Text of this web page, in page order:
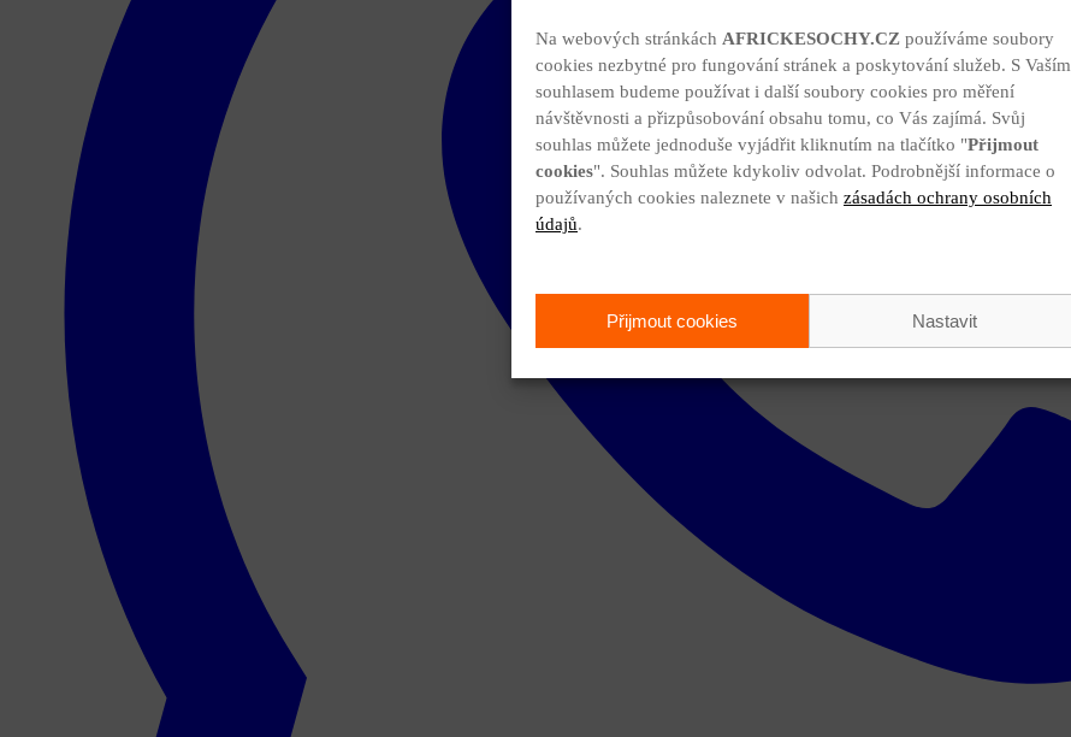
Na webových stránkách AFRICKESOCHY.CZ používáme soubory
cookies nezbytné pro fungování stránek a poskytování služeb. S Vaším
souhlasem budeme používat i další soubory cookies pro měření
návštěvnosti a přizpůsobování obsahu tomu, co Vás zajímá. Svůj
souhlas můžete jednoduše vyjádřit kliknutím na tlačítko "Přijmout
cookies". Souhlas můžete kdykoliv odvolat. Podrobnější informace o
používaných cookies naleznete v našich zásadách ochrany osobních
údajů.
Přijmout cookies Nastavit